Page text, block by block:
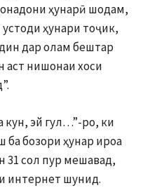
ҳунарӣ шодам,
ҳунари тоҷик,
дар олам бештар
аст нишонаи хоси
кун, эй гул…”-ро, ки
ба бозори ҳунар ироа
31 сол пур мешавад,
интернет шунид.